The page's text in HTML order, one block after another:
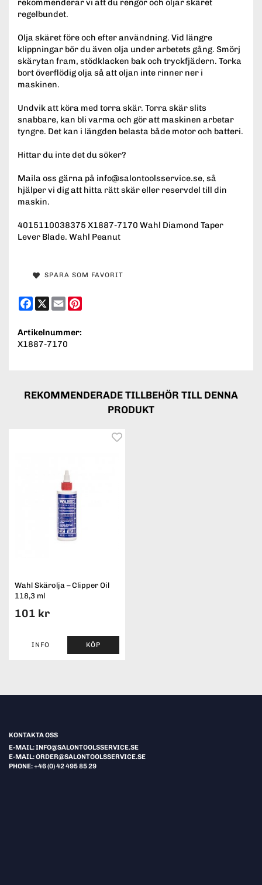
rekommenderar vi att du rengör och oljar skäret
regelbundet.
Olja skäret före och efter användning. Vid längre
klippningar bör du även olja under arbetets gång. Smörj
skärytan fram, stödklacken bak och tryckfjädern. Torka
bort överflödig olja så att oljan inte rinner ner i
maskinen.
Undvik att köra med torra skär. Torra skär slits
snabbare, kan bli varma och gör att maskinen arbetar
tyngre. Det kan i längden belasta både motor och batteri.
Hittar du inte det du söker?
Maila oss gärna på info@salontoolsservice.se, så
hjälper vi dig att hitta rätt skär eller reservdel till din
maskin.
4015110038375 X1887-7170 Wahl Diamond Taper
Lever Blade. Wahl Peanut
SPARA SOM FAVORIT
Facebook
X Email
Artikelnummer:
X1887-7170
REKOMMENDERADE TILLBEHÖR TILL DENNA
PRODUKT
Wahl Skärolja – Clipper Oil
118,3 ml
101 kr
INFO KÖP
KONTAKTA OSS
E-MAIL: INFO@SALONTOOLSSERVICE.SE
E-MAIL: ORDER@SALONTOOLSSERVICE.SE
PHONE: +46 (0) 42 495 85 29